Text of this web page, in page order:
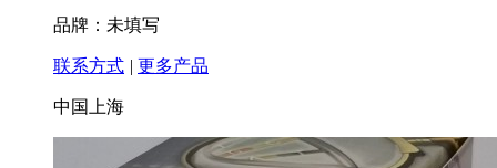
品牌：未填写
联系方式 | 更多产品
中国上海